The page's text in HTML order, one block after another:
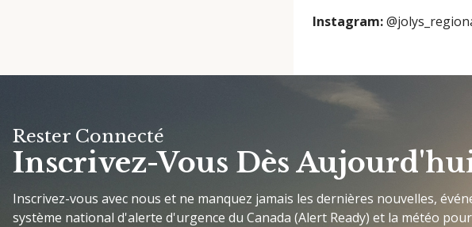
Instagram:
Rester Connecté
Inscrivez-Vous Dès
Inscrivez-vous avec nous et ne manquez jamais les dernières nouvelles,
système national d'alerte d'urgence du Canada (Alert Ready) et la météo